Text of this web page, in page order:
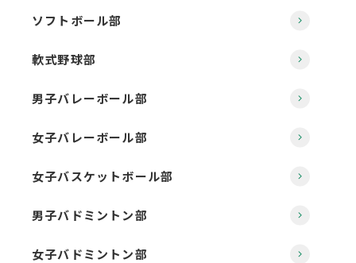
ソフトボール部
軟式野球部
男子バレーボール部
女子バレーボール部
女子バスケットボール部
男子バドミントン部
女子バドミントン部